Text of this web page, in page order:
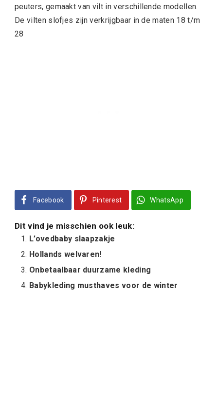
peuters, gemaakt van vilt in verschillende modellen.
De vilten slofjes zijn verkrijgbaar in de maten 18 t/m
28
Facebook Pinterest WhatsApp
Dit vind je misschien ook leuk:
L’ovedbaby slaapzakje
Hollands welvaren!
Onbetaalbaar duurzame kleding
Babykleding musthaves voor de winter